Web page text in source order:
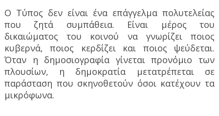
Ο Τύπος δεν είναι ένα επάγγελμα πολυτελείας
που ζητά συμπάθεια. Είναι μέρος του
δικαιώματος του κοινού να γνωρίζει ποιος
κυβερνά, ποιος κερδίζει και ποιος ψεύδεται.
Όταν η δημοσιογραφία γίνεται προνόμιο των
πλουσίων, η δημοκρατία μετατρέπεται σε
παράσταση που σκηνοθετούν όσοι κατέχουν τα
μικρόφωνα.